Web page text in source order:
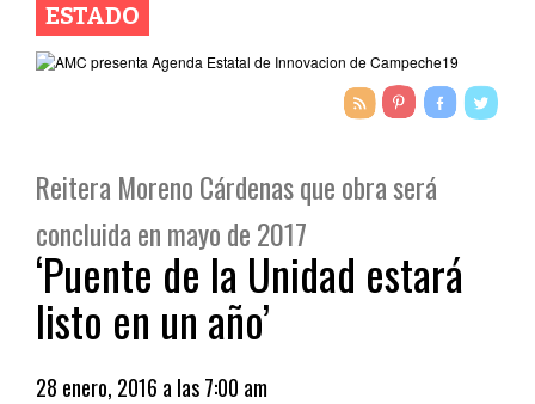
ESTADO
Reitera Moreno Cárdenas que obra será
concluida en mayo de 2017
‘Puente de la Unidad estará
listo en un año’
28 enero, 2016 a las 7:00 am